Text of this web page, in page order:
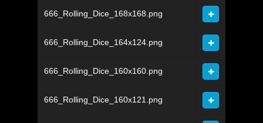
666_Rolling_Dice_168x168.png
666_Rolling_Dice_164x124.png
666_Rolling_Dice_160x160.png
666_Rolling_Dice_160x121.png